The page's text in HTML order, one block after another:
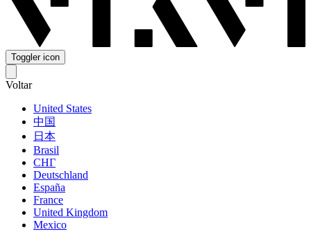
Toggler icon
Voltar
United States
中国
日本
Brasil
СНГ
Deutschland
España
France
United Kingdom
Mexico